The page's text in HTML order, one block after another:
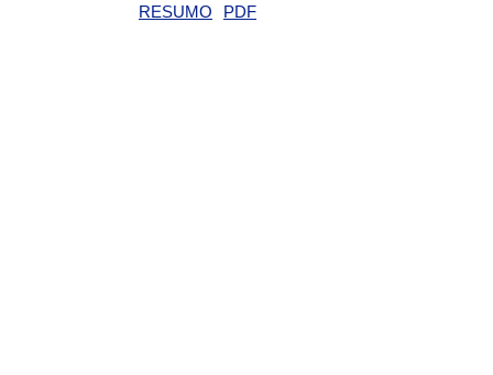
RESUMO PDF